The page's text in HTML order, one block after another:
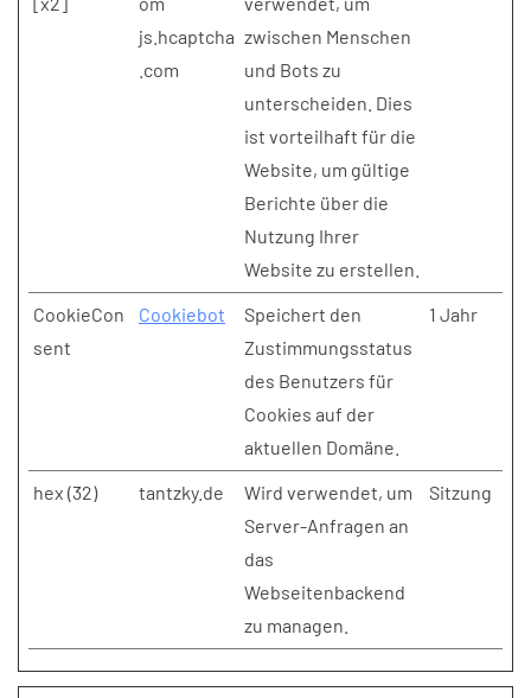
js.hcaptcha
.com
zwischen Menschen
und Bots zu
unterscheiden. Dies
ist vorteilhaft für die
Website, um gültige
Berichte über die
Nutzung Ihrer
Website zu erstellen.
CookieCon
sent
Cookiebot
Speichert den
Zustimmungsstatus
des Benutzers für
Cookies auf der
aktuellen Domäne.
1 Jahr
hex (32) tantzky.de
Wird verwendet, um
Server-Anfragen an
das
Webseitenbackend
zu managen.
Sitzung